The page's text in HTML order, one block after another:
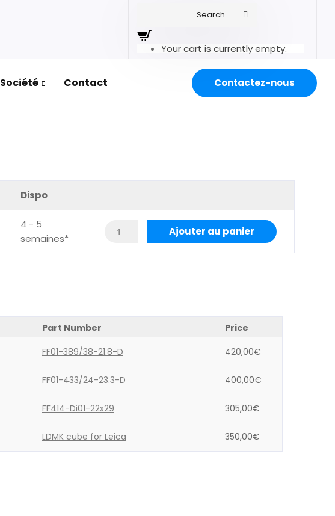
Your cart is currently empty.
Société Contact
Contactez-nous
Dispo
4 - 5
semaines*
Ajouter au panier
Part Number
Price
FF01-389/38-21.8-D 420,00€
FF01-433/24-23.3-D 400,00€
FF414-Di01-22x29 305,00€
LDMK cube for Leica 350,00€